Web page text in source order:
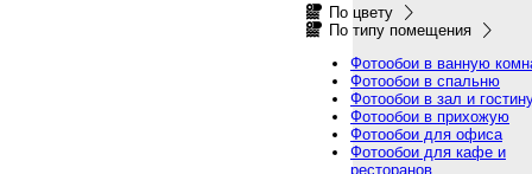
По цвету
По типу помещения
Фотообои в ванную
Фотообои в спальню
Фотообои в зал и
Фотообои в прихожую
Фотообои для офиса
Фотообои для кафе и
ресторанов